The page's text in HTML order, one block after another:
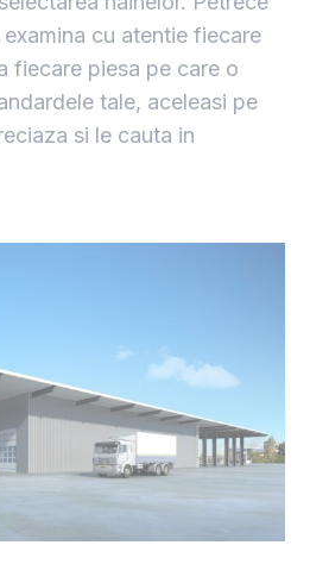
cu atentie fiecare
fiecare piesa pe care o
tale, aceleasi pe
si le cauta in